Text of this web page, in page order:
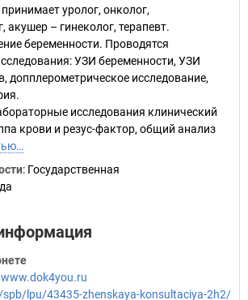
уролог, онколог,
акушер – гинеколог, терапевт.
беременности. Проводятся
УЗИ беременности, УЗИ
допплерометрическое исследование,
исследования клинический
крови и резус-фактор, общий анализ
: Государственная
/spb/lpu/43435-zhenskaya-konsultaciya-2h2/